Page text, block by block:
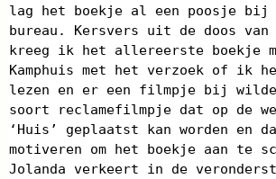
lag het boekje al een poosje bij
bureau. Kersvers uit de doos van
kreeg ik het allereerste boekje
Kamphuis met het verzoek of ik
lezen en er een filmpje bij wilde
soort reclamefilmpje dat op de
‘Huis’ geplaatst kan worden en
motiveren om het boekje aan te
Jolanda verkeert in de